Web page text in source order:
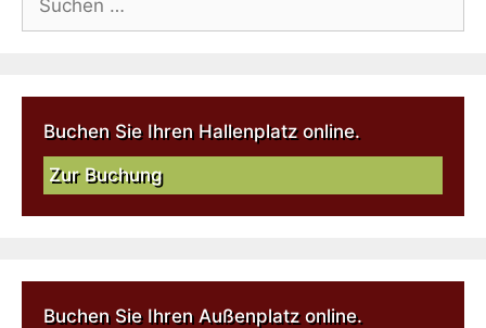
Buchen Sie Ihren Hallenplatz online.
Zur Buchung
Buchen Sie Ihren Außenplatz online.